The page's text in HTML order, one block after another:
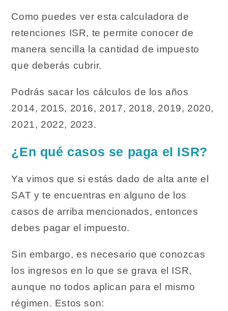
Como puedes ver esta calculadora de
retenciones ISR, te permite conocer de
manera sencilla la cantidad de impuesto
que deberás cubrir.
Podrás sacar los cálculos de los años
2014, 2015, 2016, 2017, 2018, 2019, 2020,
2021, 2022, 2023.
¿En qué casos se paga el ISR?
Ya vimos que si estás dado de alta ante el
SAT y te encuentras en alguno de los
casos de arriba mencionados, entonces
debes pagar el impuesto.
Sin embargo, es necesario que conozcas
los ingresos en lo que se grava el ISR,
aunque no todos aplican para el mismo
régimen. Estos son: